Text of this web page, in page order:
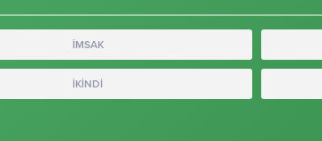
İMSAK
İKİNDİ